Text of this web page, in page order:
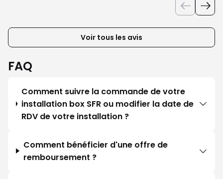
Voir tous les avis
FAQ
Comment suivre la commande de votre
installation box SFR ou modifier la date de
RDV de votre installation ?
Comment bénéficier d'une offre de
remboursement ?